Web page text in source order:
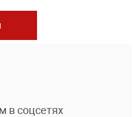
в соцсетях